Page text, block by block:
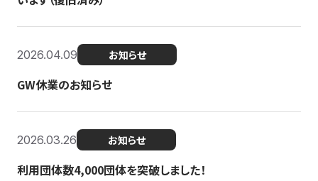
2026.04.09 お知らせ
GW休業のお知らせ
2026.03.26 お知らせ
利用団体数4,000団体を突破しました！